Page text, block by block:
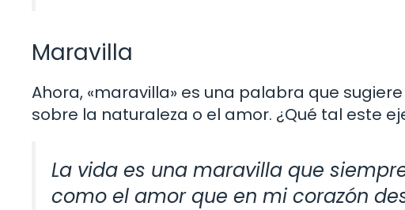
Maravilla
Ahora, «maravilla» es una palabra que
sobre la naturaleza o el amor. ¿Qué tal este
La vida es una maravilla que
como el amor que en mi corazón